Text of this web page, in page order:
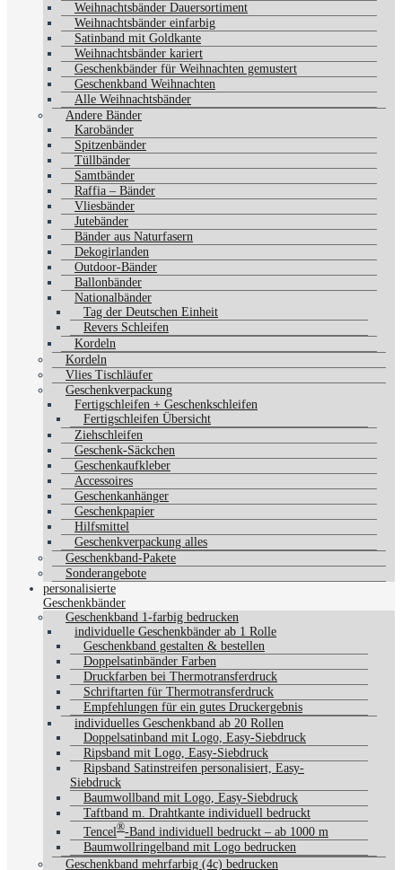
Weihnachtsbänder Dauersortiment
Weihnachtsbänder einfarbig
Satinband mit Goldkante
Weihnachtsbänder kariert
Geschenkbänder für Weihnachten gemustert
Geschenkband Weihnachten
Alle Weihnachtsbänder
Andere Bänder
Karobänder
Spitzenbänder
Tüllbänder
Samtbänder
Raffia – Bänder
Vliesbänder
Jutebänder
Bänder aus Naturfasern
Dekogirlanden
Outdoor-Bänder
Ballonbänder
Nationalbänder
Tag der Deutschen Einheit
Revers Schleifen
Kordeln
Kordeln
Vlies Tischläufer
Geschenkverpackung
Fertigschleifen + Geschenkschleifen
Fertigschleifen Übersicht
Ziehschleifen
Geschenk-Säckchen
Geschenkaufkleber
Accessoires
Geschenkanhänger
Geschenkpapier
Hilfsmittel
Geschenkverpackung alles
Geschenkband-Pakete
Sonderangebote
personalisierte
Geschenkbänder
Geschenkband 1-farbig bedrucken
individuelle Geschenkbänder ab 1 Rolle
Geschenkband gestalten & bestellen
Doppelsatinbänder Farben
Druckfarben bei Thermotransferdruck
Schriftarten für Thermotransferdruck
Empfehlungen für ein gutes Druckergebnis
individuelles Geschenkband ab 20 Rollen
Doppelsatinband mit Logo, Easy-Siebdruck
Ripsband mit Logo, Easy-Siebdruck
Ripsband Satinstreifen personalisiert, Easy-
Siebdruck
Baumwollband mit Logo, Easy-Siebdruck
Taftband m. Drahtkante individuell bedruckt
Tencel®-Band individuell bedruckt – ab 1000 m
Baumwollringelband mit Logo bedrucken
Geschenkband mehrfarbig (4c) bedrucken